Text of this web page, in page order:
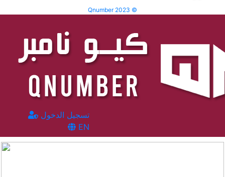
Qnumber 2023 ©
تسجيل الدخول
EN